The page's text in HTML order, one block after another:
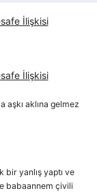
İlişkisi
İlişkisi
aşkı aklına gelmez
yanlış yaptı ve
babaannem çivili